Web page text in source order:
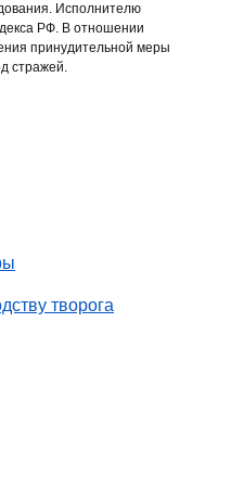
Исполнителю
РФ. В отношении
принудительной меры
стражей.
творога